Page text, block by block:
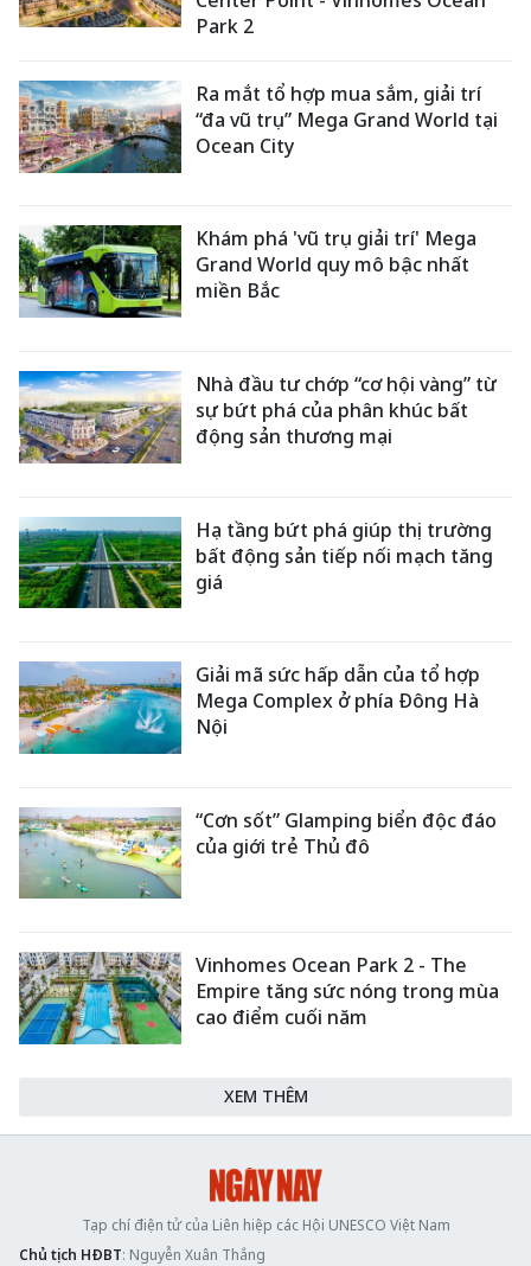
Park 2
Ra mắt tổ hợp mua sắm, giải trí
“đa vũ trụ” Mega Grand World tại
Ocean City
Khám phá 'vũ trụ giải trí' Mega
Grand World quy mô bậc nhất
miền Bắc
Nhà đầu tư chớp “cơ hội vàng” từ
sự bứt phá của phân khúc bất
động sản thương mại
Hạ tầng bứt phá giúp thị trường
bất động sản tiếp nối mạch tăng
giá
Giải mã sức hấp dẫn của tổ hợp
Mega Complex ở phía Đông Hà
Nội
“Cơn sốt” Glamping biển độc đáo
của giới trẻ Thủ đô
Vinhomes Ocean Park 2 - The
Empire tăng sức nóng trong mùa
cao điểm cuối năm
XEM THÊM
Tạp chí điện tử của Liên hiệp các Hội UNESCO Việt Nam
Chủ tịch HĐBT: Nguyễn Xuân Thắng